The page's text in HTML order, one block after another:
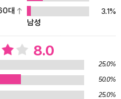
는 수난당한 수난의 해결자’인 문학
을 담아낸 한국문학의 품격과 위엄
다. 이 작품과 작가들을 보라. 그들은
다. 나는 특히 작고한 선배들의 작
영욕의 생활을 원고지에 한 자 한
낄 수 있었으며, 동시에 우리 근현
다. 그들은 동구 밖의 돌담이나 정
대
3.1%
남성
8.0
25.0%
50.0%
25.0%